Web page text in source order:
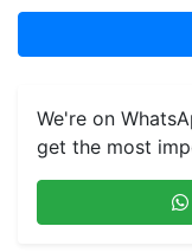
We're on
get the most